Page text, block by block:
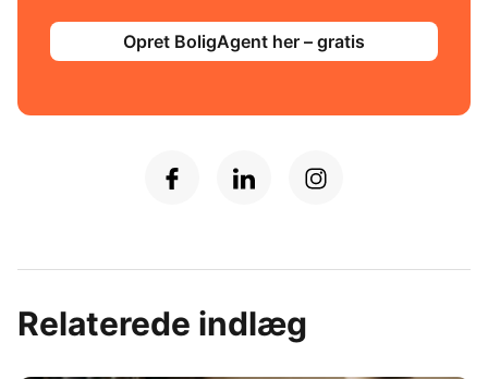
Opret BoligAgent her – gratis
Relaterede indlæg